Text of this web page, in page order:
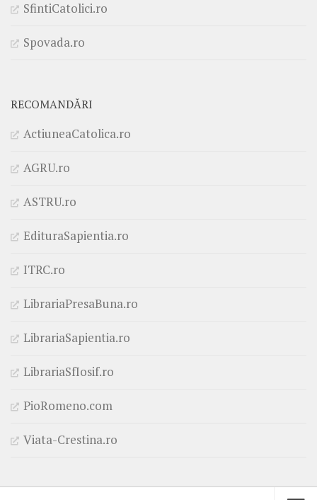
SfintiCatolici.ro
Spovada.ro
RECOMANDĂRI
ActiuneaCatolica.ro
AGRU.ro
ASTRU.ro
EdituraSapientia.ro
ITRC.ro
LibrariaPresaBuna.ro
LibrariaSapientia.ro
LibrariaSfIosif.ro
PioRomeno.com
Viata-Crestina.ro